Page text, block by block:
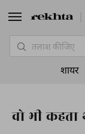
वो भी कहता
शायर